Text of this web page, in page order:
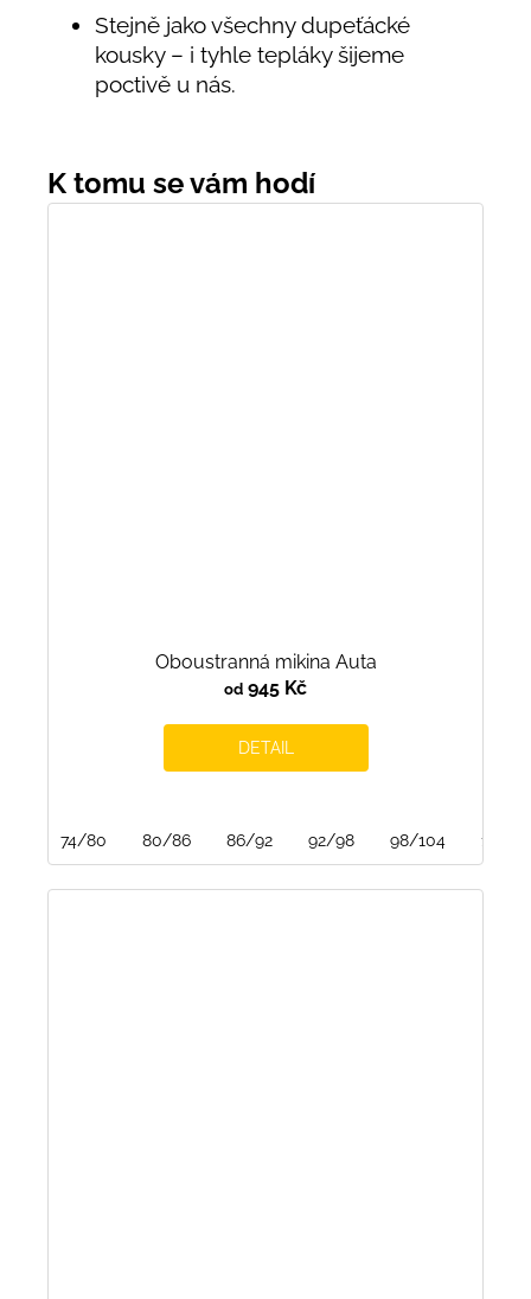
Stejně jako všechny dupeťácké
kousky – i tyhle tepláky šijeme
poctivě u nás.
Oboustranná mikina Auta
od 945 Kč
DETAIL
74/80 80/86 86/92 92/98 98/104 104/